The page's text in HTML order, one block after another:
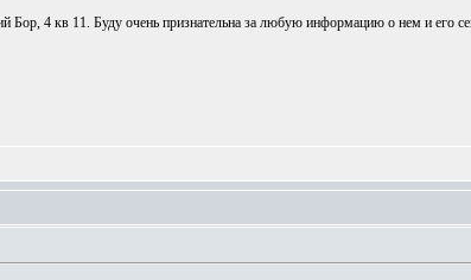
4 кв 11. Буду очень признательна за любую информацию о нем и его